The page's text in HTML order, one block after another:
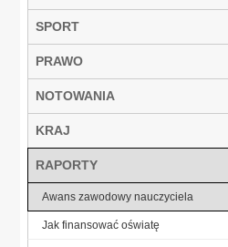
SPORT
PRAWO
NOTOWANIA
KRAJ
RAPORTY
Awans zawodowy nauczyciela
Jak finansować oświatę